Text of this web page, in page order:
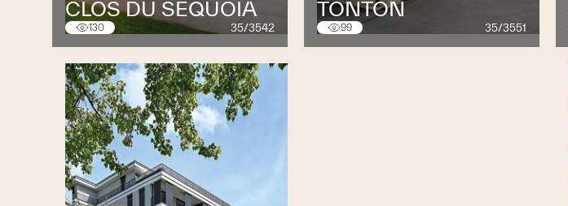
CLOS DU SÉQUOIA
130 35/3542
TONTON
99 35/3551